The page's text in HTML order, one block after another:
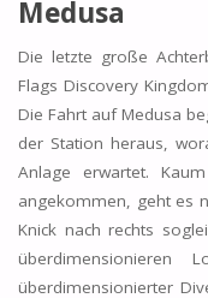
Medusa
Die letzte große
Flags Discovery
Die Fahrt auf Medusa
der Station heraus,
Anlage erwartet.
angekommen, geht es
Knick nach rechts
überdimensionieren
überdimensionierter